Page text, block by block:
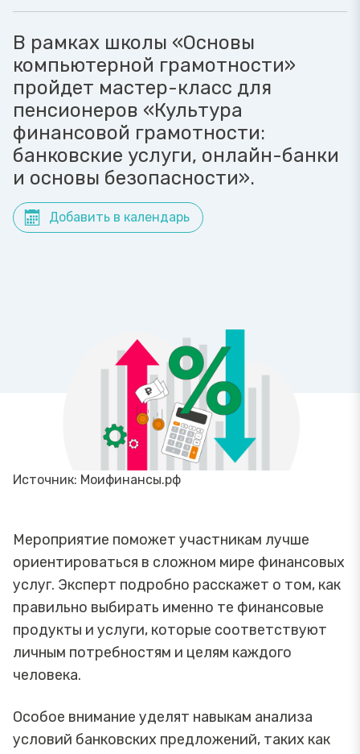
В рамках школы «Основы
компьютерной грамотности»
пройдет мастер-класс для
пенсионеров «Культура
финансовой грамотности:
банковские услуги, онлайн-банки
и основы безопасности».
Добавить в календарь
Источник: Моифинансы.рф
Мероприятие поможет участникам лучше
ориентироваться в сложном мире финансовых
услуг. Эксперт подробно расскажет о том, как
правильно выбирать именно те финансовые
продукты и услуги, которые соответствуют
личным потребностям и целям каждого
человека.
Особое внимание уделят навыкам анализа
условий банковских предложений, таких как